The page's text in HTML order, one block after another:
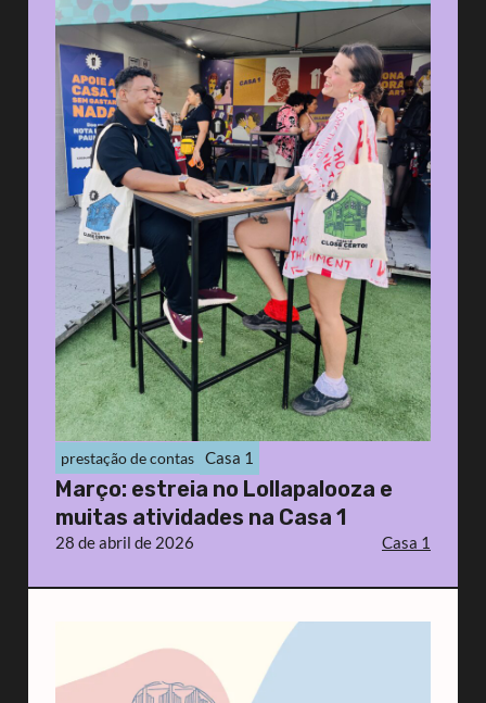
prestação de contas Casa 1
Março: estreia no Lollapalooza e
muitas atividades na Casa 1
28 de abril de 2026 Casa 1